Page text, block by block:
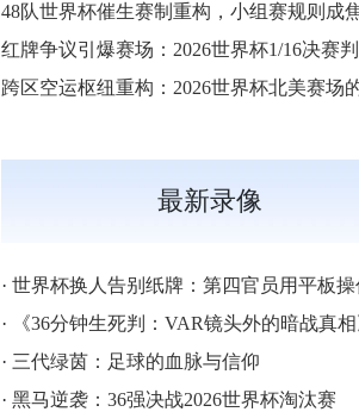
48队世界杯催生赛制重构，小组赛规则成
最新录像
· 世界杯换人告别纸牌：第四官员用平板操作
·
《36分钟生死判：VAR镜头外的暗战真相
· 三代绿茵：足球的血脉与信仰
· 黑马逆袭：36强决战2026世界杯淘汰赛